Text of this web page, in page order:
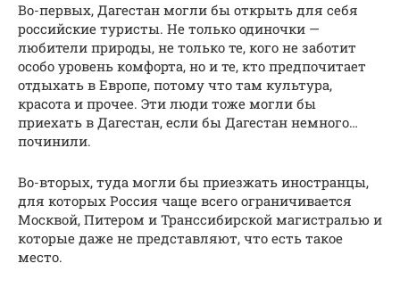
Во-первых, Дагестан могли бы открыть для себя
российские туристы. Не только одиночки —
любители природы, не только те, кого не заботит
особо уровень комфорта, но и те, кто предпочитает
отдыхать в Европе, потому что там культура,
красота и прочее. Эти люди тоже могли бы
приехать в Дагестан, если бы Дагестан немного…
починили.
Во-вторых, туда могли бы приезжать иностранцы,
для которых Россия чаще всего ограничивается
Москвой, Питером и Транссибирской магистралью и
которые даже не представляют, что есть такое
место.